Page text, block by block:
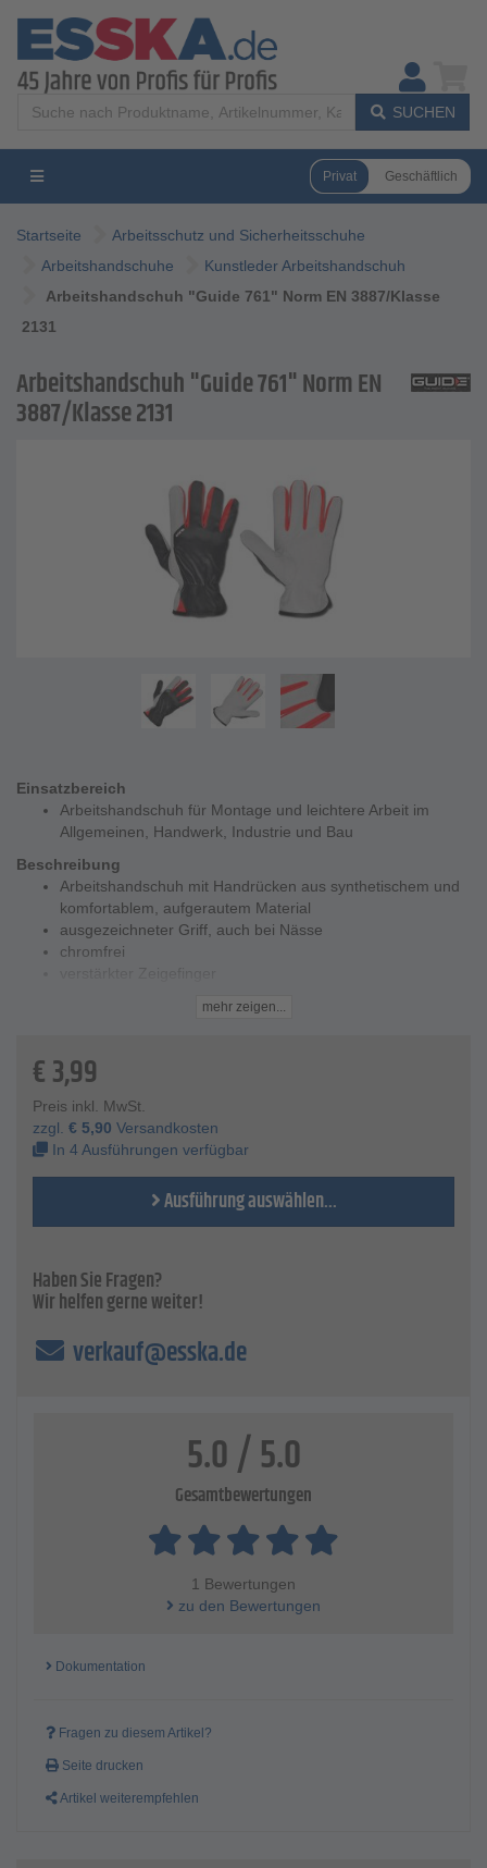
SUCHEN
Privat Geschäftlich
Startseite
Arbeitsschutz und Sicherheitsschuhe
Arbeitshandschuhe
Kunstleder Arbeitshandschuh
Arbeitshandschuh "Guide 761" Norm EN 3887/Klasse
2131
Arbeitshandschuh "Guide 761" Norm EN
3887/Klasse 2131
Einsatzbereich
Arbeitshandschuh für Montage und leichtere Arbeit im
Allgemeinen, Handwerk, Industrie und Bau
Beschreibung
Arbeitshandschuh mit Handrücken aus synthetischem und
komfortablem, aufgerautem Material
ausgezeichneter Griff, auch bei Nässe
chromfrei
Flexible und haltbare Arbeitshandschuhe aus amara-
Technische Daten
Modell- "Guide 761"
Norm- EN 388 - 2131, CE Kategorie 2
Abriebfestigkeit - 2
Schnittfestigkeit - 1
Weitereißwiderstand - 3
Durchstichwiderstand - 1
mehr zeigen...
€3,99
Preis inkl. MwSt.
zzgl. € 5,90 Versandkosten
In 4 Ausführungen verfügbar
Ausführung auswählen...
Haben Sie Fragen?
Wir helfen gerne weiter!
verkauf@esska.de
5.0 / 5.0
Gesamtbewertungen
1 Bewertungen
zu den Bewertungen
Dokumentation
Fragen zu diesem Artikel?
Seite drucken
Artikel weiterempfehlen